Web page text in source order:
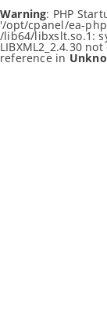
Warning: PHP
'/opt/cpanel/ea-
/lib64/libxslt.so.1:
LIBXML2_2.4.30
reference in